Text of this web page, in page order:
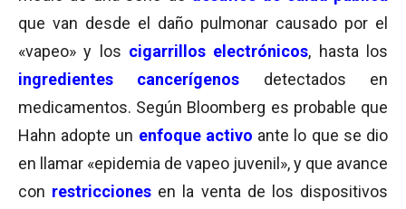
que van desde el daño pulmonar causado por el
«vapeo» y los cigarrillos electrónicos, hasta los
ingredientes cancerígenos
detectados en
medicamentos. Según Bloomberg es probable que
Hahn adopte un enfoque activo ante lo que se dio
en llamar «epidemia de vapeo juvenil», y que avance
con restricciones en la venta de los dispositivos